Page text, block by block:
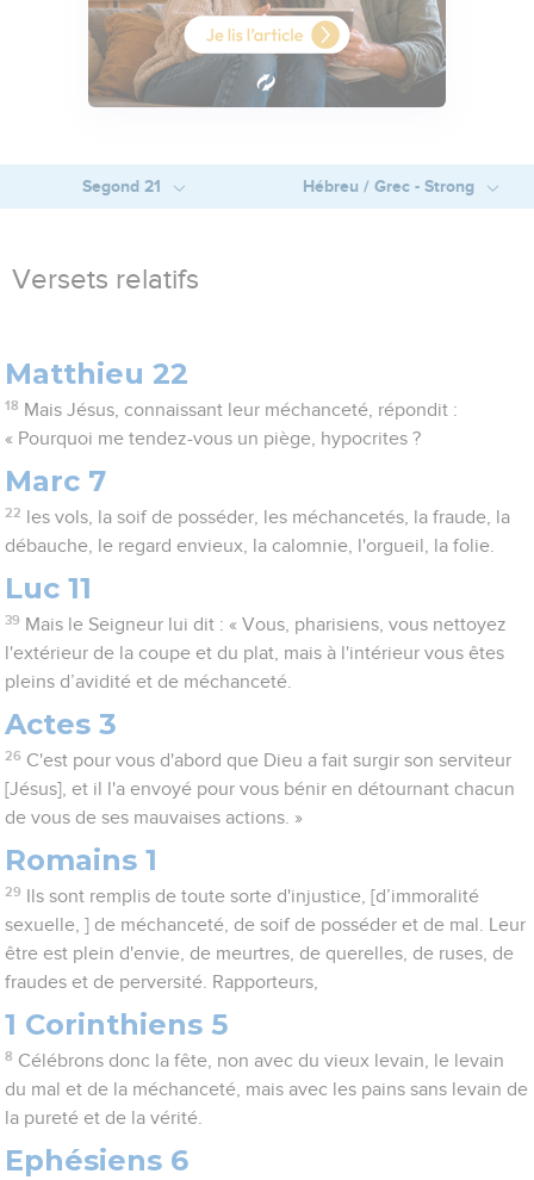
Segond 21 Hébreu / Grec - Strong
Versets relatifs
Matthieu 22
18 Mais Jésus, connaissant leur méchanceté, répondit :
« Pourquoi me tendez-vous un piège, hypocrites ?
Marc 7
22
les vols, la soif de posséder, les méchancetés, la fraude, la
débauche, le regard envieux, la calomnie, l'orgueil, la folie.
Luc 11
39 Mais le Seigneur lui dit : « Vous, pharisiens, vous nettoyez
l'extérieur de la coupe et du plat, mais à l'intérieur vous êtes
pleins d’avidité et de méchanceté.
Actes 3
26 C'est pour vous d'abord que Dieu a fait surgir son serviteur
[Jésus], et il l'a envoyé pour vous bénir en détournant chacun
de vous de ses mauvaises actions. »
Romains 1
29
Ils sont remplis de toute sorte d'injustice, [d’immoralité
sexuelle, ] de méchanceté, de soif de posséder et de mal. Leur
être est plein d'envie, de meurtres, de querelles, de ruses, de
fraudes et de perversité. Rapporteurs,
1 Corinthiens 5
8 Célébrons donc la fête, non avec du vieux levain, le levain
du mal et de la méchanceté, mais avec les pains sans levain de
la pureté et de la vérité.
Ephésiens 6